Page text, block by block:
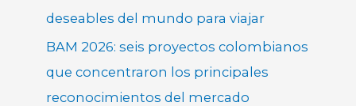
deseables del mundo para viajar
BAM 2026: seis proyectos colombianos
que concentraron los principales
reconocimientos del mercado